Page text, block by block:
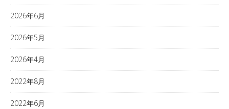
2026年6月
2026年5月
2026年4月
2022年8月
2022年6月